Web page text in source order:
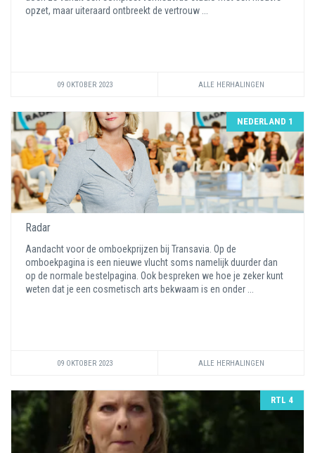
opzet, maar uiteraard ontbreekt de vertrouw ...
09 OKTOBER 2023 ALLE HERHALINGEN
NEDERLAND 1
Radar
Aandacht voor de omboekprijzen bij Transavia. Op de
omboekpagina is een nieuwe vlucht soms namelijk duurder dan
op de normale bestelpagina. Ook bespreken we hoe je zeker kunt
weten dat je een cosmetisch arts bekwaam is en onder ...
09 OKTOBER 2023 ALLE HERHALINGEN
RTL 4